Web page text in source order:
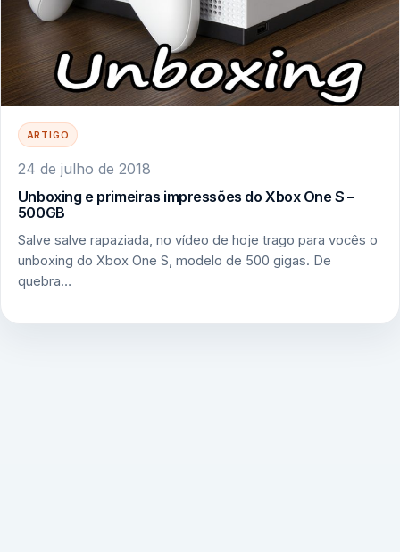
ARTIGO
24 de julho de 2018
Unboxing e primeiras impressões do Xbox One S –
500GB
Salve salve rapaziada, no vídeo de hoje trago para vocês o
unboxing do Xbox One S, modelo de 500 gigas. De
quebra…